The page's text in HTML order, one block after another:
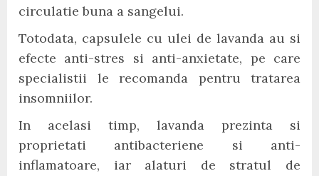
circulatie buna a sangelui.
Totodata, capsulele cu ulei de lavanda au si
efecte anti-stres si anti-anxietate, pe care
specialistii le recomanda pentru tratarea
insomniilor.
In acelasi timp, lavanda prezinta si
proprietati antibacteriene si anti-
inflamatoare, iar alaturi de stratul de